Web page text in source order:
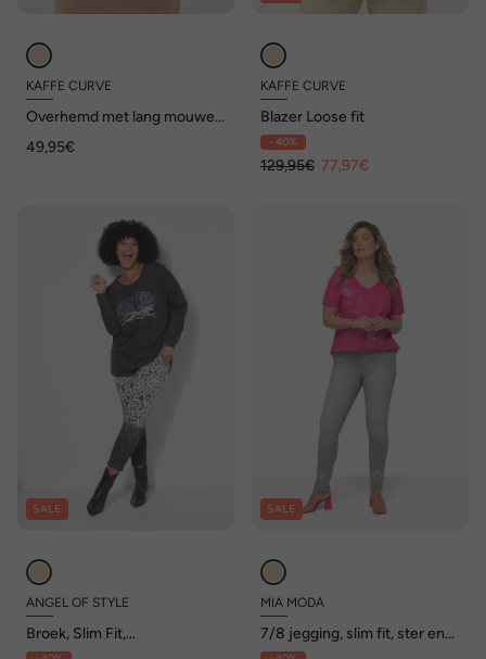
KAFFE CURVE
Overhemd met lang mouwen
49,95€
KAFFE CURVE
Blazer Loose fit
- 40%
129,95€ 77,97€
SALE
ANGEL OF STYLE
Broek, Slim Fit,
luipaardpatroon, 4-pocket
SALE
MIA MODA
7/8 jegging, slim fit, ster en
parels bij de zoom, elastische